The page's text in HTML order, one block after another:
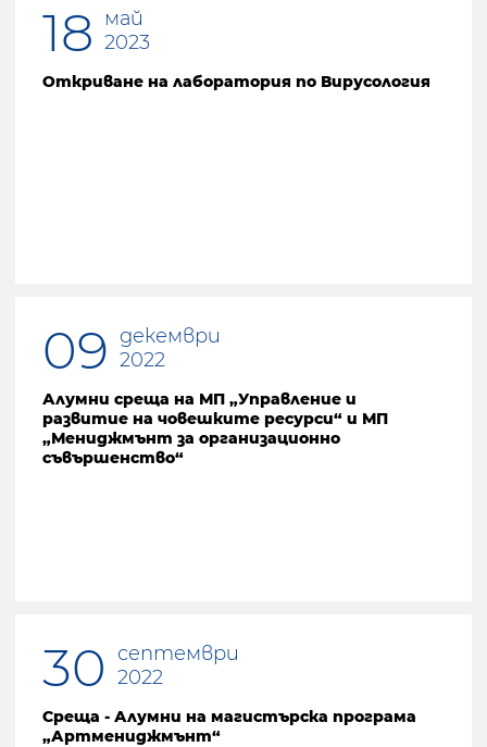
18
май
2023
Откриване на лаборатория по Вирусология
09 декември
2022
Алумни среща на МП „Управление и
развитие на човешките ресурси“ и МП
„Мениджмънт за организационно
съвършенство“
30
септември
2022
Среща - Алумни на магистърска програма
„Артмениджмънт“